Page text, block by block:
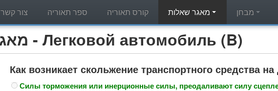
קורס תאוריה ספר תאוריה צור קשר
מאגר שאלות תאוריה - Легковой автомобиль (B)
Как возникает скольжение транспортного средства на
Силы торможения или инерционные силы, преодаливают силу